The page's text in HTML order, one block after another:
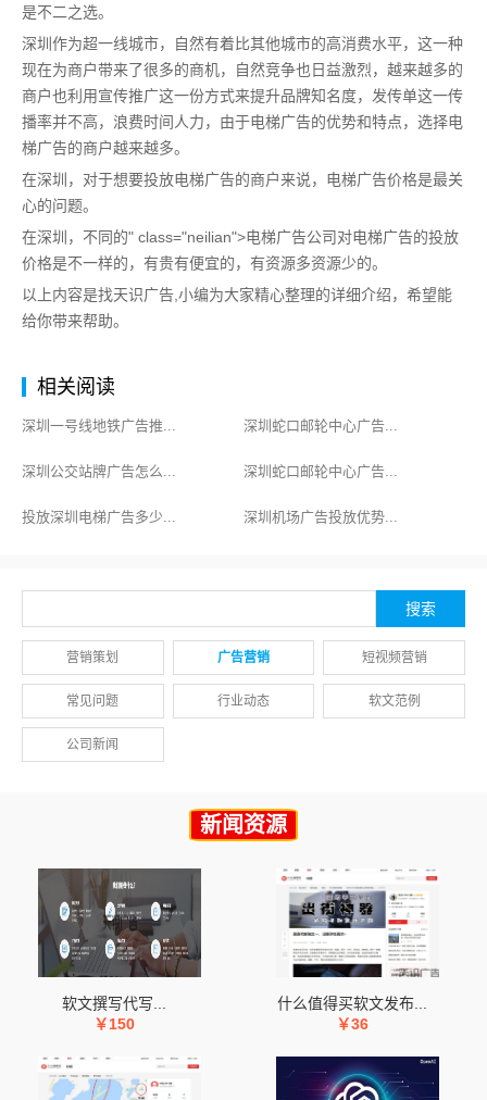
是不二之选。
深圳作为超一线城市，自然有着比其他城市的高消费水平，这一种
现在为商户带来了很多的商机，自然竞争也日益激烈，越来越多的
商户也利用宣传推广这一份方式来提升品牌知名度，发传单这一传
播率并不高，浪费时间人力，由于电梯广告的优势和特点，选择电
梯广告的商户越来越多。
在深圳，对于想要投放电梯广告的商户来说，电梯广告价格是最关
心的问题。
在深圳，不同的" class="neilian">电梯广告公司对电梯广告的投放
价格是不一样的，有贵有便宜的，有资源多资源少的。
以上内容是找天识广告,小编为大家精心整理的详细介绍，希望能
给你带来帮助。
相关阅读
深圳一号线地铁广告推... 深圳蛇口邮轮中心广告...
深圳公交站牌广告怎么... 深圳蛇口邮轮中心广告...
投放深圳电梯广告多少... 深圳机场广告投放优势...
营销策划 广告营销 短视频营销
常见问题 行业动态 软文范例
公司新闻
新闻资源
软文撰写代写...
￥150
什么值得买软文发布...
￥36